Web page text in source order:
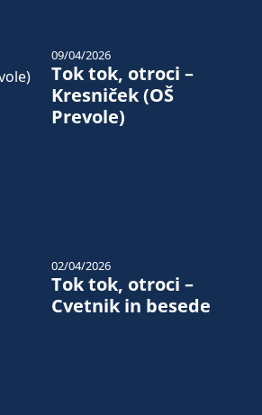
Tok tok, otroci –
Kresniček (OŠ
Prevole)
09/04/2026
Tok tok, otroci –
Cvetnik in besede
02/04/2026